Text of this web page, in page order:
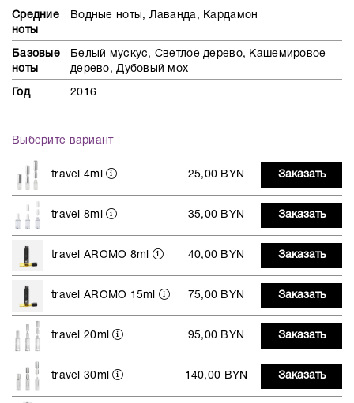
Средние
ноты
Водные ноты, Лаванда, Кардамон
Базовые
ноты
Белый мускус, Светлое дерево, Кашемировое
дерево, Дубовый мох
Год 2016
Выберите вариант
travel 4ml 25,00 BYN Заказать
travel 8ml 35,00 BYN Заказать
travel AROMO 8ml 40,00 BYN Заказать
travel AROMO 15ml 75,00 BYN Заказать
travel 20ml 95,00 BYN Заказать
travel 30ml 140,00 BYN Заказать